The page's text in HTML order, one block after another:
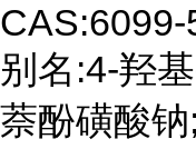
CAS:6099-
别名:4-羟
萘酚磺酸